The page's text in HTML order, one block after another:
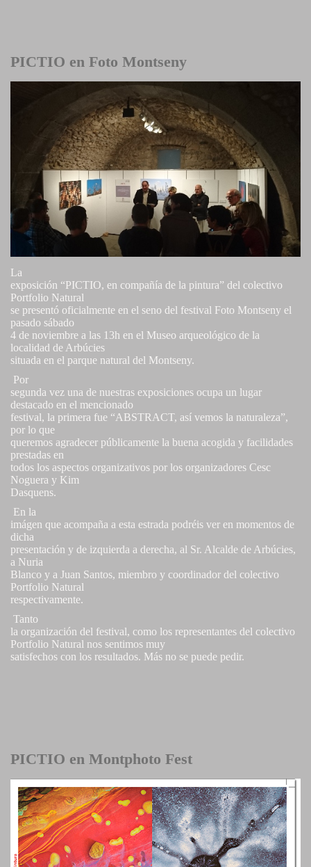
PICTIO en Foto Montseny
La
exposición “PICTIO, en compañía de la pintura” del colectivo
Portfolio Natural
se presentó oficialmente en el seno del festival Foto Montseny el
pasado sábado
4 de noviembre a las 13h en el Museo arqueológico de la
localidad de Arbúcies
situada en el parque natural del Montseny.
Por
segunda vez una de nuestras exposiciones ocupa un lugar
destacado en el mencionado
festival, la primera fue “ABSTRACT, así vemos la naturaleza”,
por lo que
queremos agradecer públicamente la buena acogida y facilidades
prestadas en
todos los aspectos organizativos por los organizadores Cesc
Noguera y Kim
Dasquens.
En la
imágen que acompaña a esta estrada podréis ver en momentos de
dicha
presentación y de izquierda a derecha, al Sr. Alcalde de Arbúcies,
a Nuria
Blanco y a Juan Santos, miembro y coordinador del colectivo
Portfolio Natural
respectivamente.
Tanto
la organización del festival, como los representantes del colectivo
Portfolio Natural nos sentimos muy
satisfechos con los resultados. Más no se puede pedir.
PICTIO en Montphoto Fest